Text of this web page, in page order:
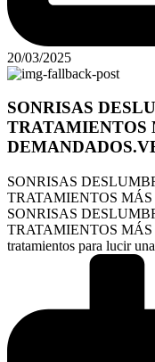
20/03/2025
SONRISAS
TRATAMIENTOS
SONRISAS
TRATAMIENTOS
SONRISAS
TRATAMIENTOS
tratamientos para lucir